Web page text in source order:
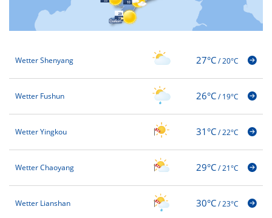
Wetter Shenyang 27°C/20°C
Wetter Fushun 26°C/19°C
Wetter Yingkou 31°C/22°C
Wetter Chaoyang 29°C/21°C
Wetter Lianshan 30°C/23°C